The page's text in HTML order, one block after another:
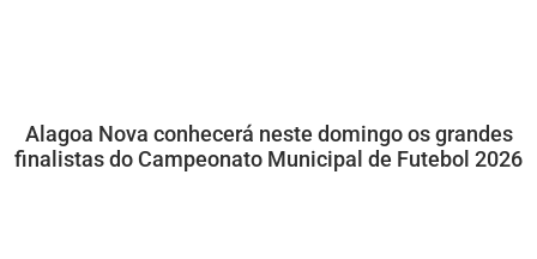
Alagoa Nova conhecerá neste domingo os grandes
finalistas do Campeonato Municipal de Futebol 2026